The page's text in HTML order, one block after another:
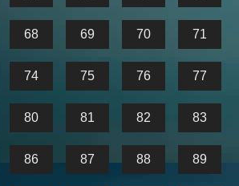
68 69 70 71
74 75 76 77
80 81 82 83
86 87 88 89